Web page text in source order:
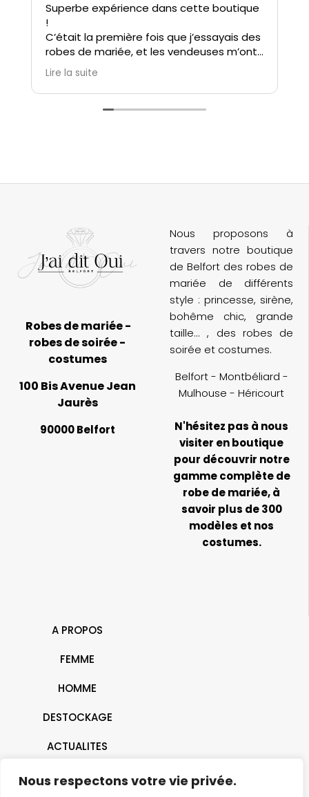
Nous respectons votre vie privée.
Superbe expérience dans cette boutique
!
C’était la première fois que j’essayais des
robes de mariée, et les vendeuses m’ont
immédiatement mise à l’aise. Elles ont
été à l’écoute, très patientes, et
incroyablement attentionnées. Grâce à
elles, j’ai vécu un moment unique et
et l’ambiance de la boutique est parfaite
futures mariées !
Lire la suite
Robes de mariée -
robes de soirée -
costumes
100 Bis Avenue Jean
Jaurès
90000 Belfort
Nous proposons à
travers notre boutique
de Belfort des robes de
mariée de différents
style : princesse, sirène,
bohême chic, grande
taille... , des robes de
soirée et costumes.
Belfort - Montbéliard -
Mulhouse - Héricourt
N'hésitez pas à nous
visiter en boutique
pour découvrir notre
gamme complète de
robe de mariée, à
savoir plus de 300
modèles et nos
costumes.
A PROPOS
FEMME
HOMME
DESTOCKAGE
ACTUALITES
CONTACT